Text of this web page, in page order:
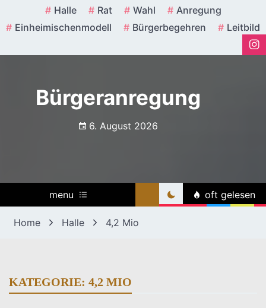
to
Halle Rat Wahl
Anregung
Einheimischenmodell
Bürgerbegehren Leitbild
Bürgeranregung
6. August 2026
menu oft gelesen
Home Halle 4,2 Mio
KATEGORIE: 4,2 MIO